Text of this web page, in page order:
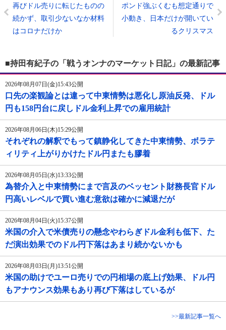
再びドル売りに転じたものの
続かず、取引少ないなか材料
はコロナだけか
ポンド強ぶくむも想定通りで
小動き、日本だけが開いてい
るクリスマス
■持田有紀子の「戦うオンナのマーケット日記」の最新記事
2026年08月07日(金)15:43公開
口先の楽観論とは違って中東情勢は悪化し原油反発、ドル
円も158円台に戻しドル金利上昇での雇用統計
2026年08月06日(木)15:29公開
それぞれの解釈でもって鎮静化してきた中東情勢、ボラテ
ィリティ上がりかけたドル円またも膠着
2026年08月05日(水)13:33公開
為替介入と中東情勢にまで言及のベッセント財務長官ドル
円高いレベルで買い進む意欲は確かに減退だが
2026年08月04日(火)15:37公開
米国の介入で米債売りの懸念やわらぎドル金利も低下、た
だ演出効果でのドル円下落はあまり続かないかも
2026年08月03日(月)13:51公開
米国の助けでユーロ売りでの円相場の底上げ効果、ドル円
もアナウンス効果もあり再び下落はしているが
>>最新記事一覧へ